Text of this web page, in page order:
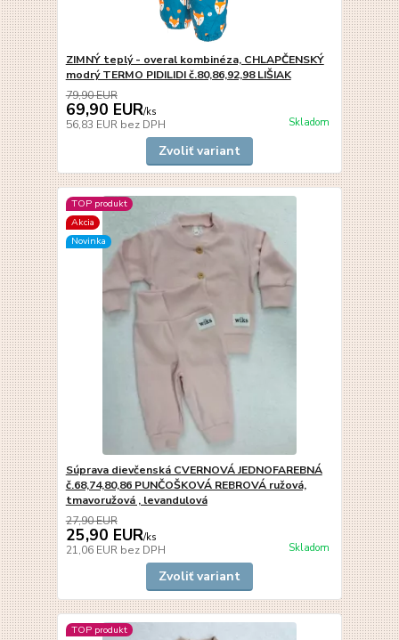
ZIMNÝ teplý - overal kombinéza, CHLAPČENSKÝ
modrý TERMO PIDILIDI č.80,86,92,98 LIŠIAK
79,90 EUR
69,90 EUR/ks
56,83 EUR bez DPH Skladom
Zvoliť variant
TOP produkt
Akcia
Novinka
Súprava dievčenská CVERNOVÁ JEDNOFAREBNÁ
č.68,74,80,86 PUNČOŠKOVÁ REBROVÁ ružová,
tmavoružová , levandulová
27,90 EUR
25,90 EUR/ks
21,06 EUR bez DPH Skladom
Zvoliť variant
TOP produkt